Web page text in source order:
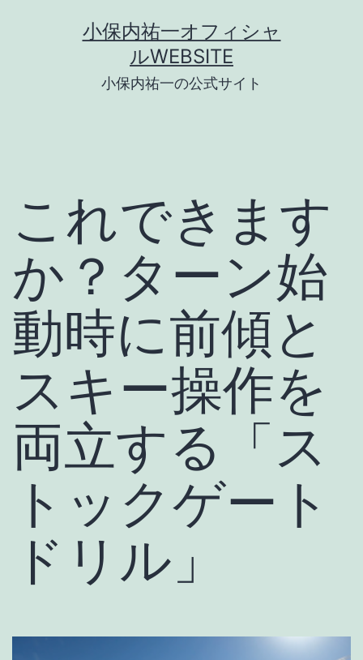
小保内祐一オフィシャ
ルWEBSITE
小保内祐一の公式サイト
これできます
か？ターン始
動時に前傾と
スキー操作を
両立する「ス
トックゲート
ドリル」